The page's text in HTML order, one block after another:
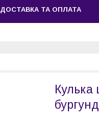
ДОСТАВКА ТА ОПЛАТА